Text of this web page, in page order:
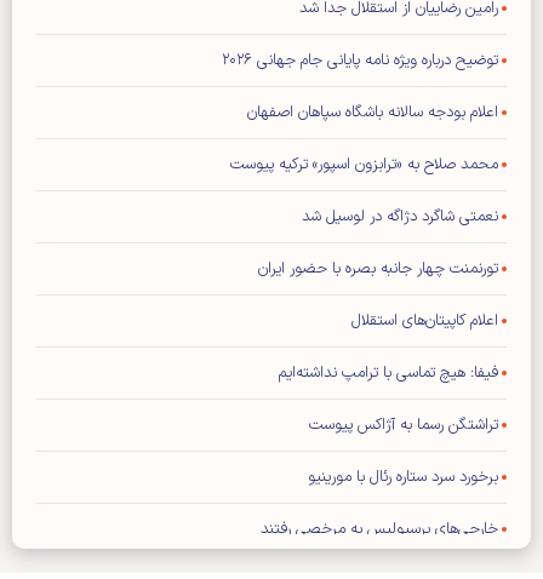
رامین رضاییان از استقلال جدا شد
توضیح درباره ویژه نامه پایانی جام جهانی ۲۰۲۶
اعلام بودجه سالانه باشگاه سپاهان اصفهان
محمد صلاح به «ترابزون اسپور» ترکیه پیوست
نعمتی شاگرد دژاگه در لوسیل شد
تورنمنت چهار جانبه بصره با حضور ایران
اعلام کاپیتان‌های استقلال
فیفا: هیچ تماسی با ترامپ نداشته‌ایم
تراشتگن رسما به آژاکس پیوست
برخورد سرد ستاره رئال با مورینیو
خارجی‌های پرسپولیس به مرخصی رفتند